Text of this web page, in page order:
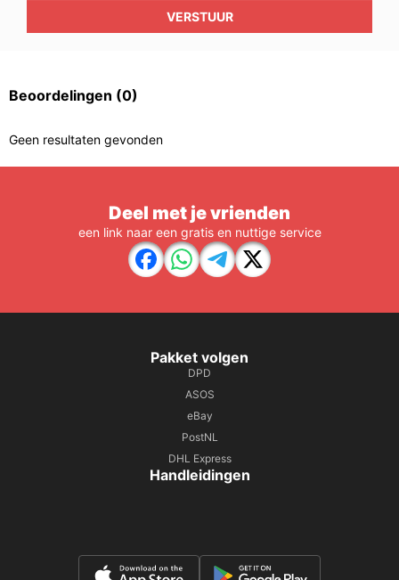
VERSTUUR
Beoordelingen (0)
Geen resultaten gevonden
Deel met je vrienden
een link naar een gratis en nuttige service
Pakket volgen
DPD
ASOS
eBay
PostNL
DHL Express
Handleidingen